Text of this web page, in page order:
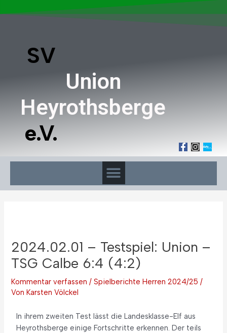
SV
Union
Heyrothsberge
e.V.
2024.02.01 – Testspiel: Union –
TSG Calbe 6:4 (4:2)
Kommentar verfassen /Spielberichte Herren 2024/25 /
VonKarsten Völckel
In ihrem zweiten Test lässt die Landesklasse-Elf aus
Heyrothsberge einige Fortschritte erkennen. Der teils